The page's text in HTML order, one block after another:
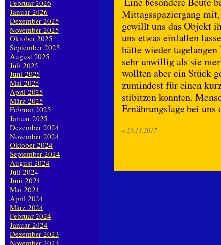
Mittagsspaziergang
gewillt uns das Objekt
uns etwas einfallen
hätte wieder
sehr unwillig als sie
wollten aber ein Stück
zumindest für einen
stibitzen konnten.
Ernährungslage bei
« 29.11.2017
Februar 2026
Januar 2026
Dezember 2025
November 2025
Oktober 2025
September 2025
August 2025
Juli 2025
Juni 2025
Mai 2025
April 2025
März 2025
Februar 2025
Januar 2025
Dezember 2024
November 2024
Oktober 2024
September 2024
August 2024
Juli 2024
Juni 2024
Mai 2024
April 2024
März 2024
Februar 2024
Januar 2024
Dezember 2023
November 2023